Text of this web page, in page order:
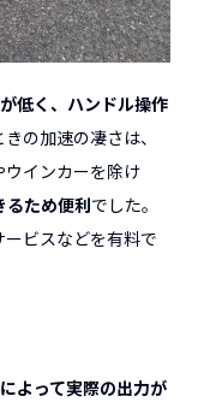
低く、ハンドル操作
の加速の凄さは、
インカーを除け
るため便利でした。
ビスなどを有料で
よって実際の出力が